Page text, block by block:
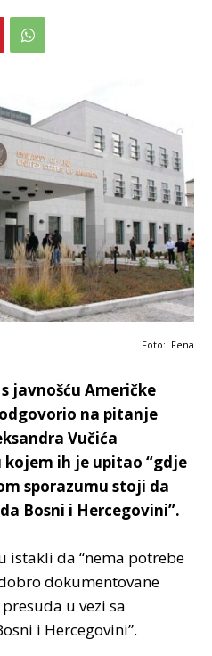
Foto: Fena
javnošću Američke
na pitanje
Vučića
kojem ih je upitao “gdje
sporazumu stoji da
Bosni i Hercegovini”.
istakli da “nema potrebe
dokumentovane
u vezi sa
i Hercegovini”.